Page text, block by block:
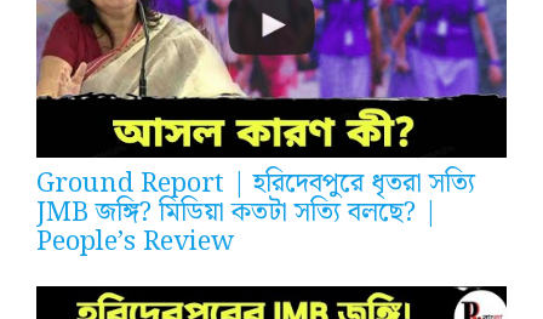
Ground Report | হরিদেবপুরে ধৃতরা সত্যি
JMB জঙ্গি? মিডিয়া কতটা সত্যি বলছে? |
People’s Review